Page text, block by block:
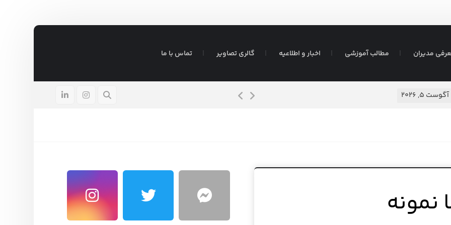
مدیران مطالب آموزشی اخبار و اطلاعیه گالری تصاویر تماس با ما
شیرمادر
نمونه